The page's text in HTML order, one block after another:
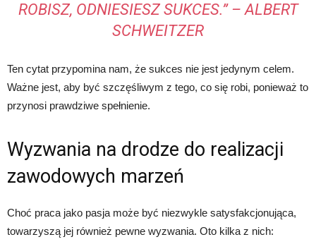
ROBISZ, ODNIESIESZ SUKCES.” – ALBERT
SCHWEITZER
Ten cytat przypomina nam, że sukces nie jest jedynym celem.
Ważne jest, aby być szczęśliwym z tego, co się robi, ponieważ to
przynosi prawdziwe spełnienie.
Wyzwania na drodze do realizacji
zawodowych marzeń
Choć praca jako pasja może być niezwykle satysfakcjonująca,
towarzyszą jej również pewne wyzwania. Oto kilka z nich: